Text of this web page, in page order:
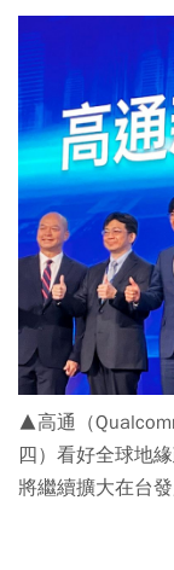
▲高通（
四）看好全球地
將繼續擴大在台發